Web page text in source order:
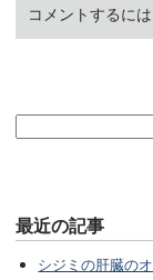
コメントするに
最近の記事
シジミの肝臓の